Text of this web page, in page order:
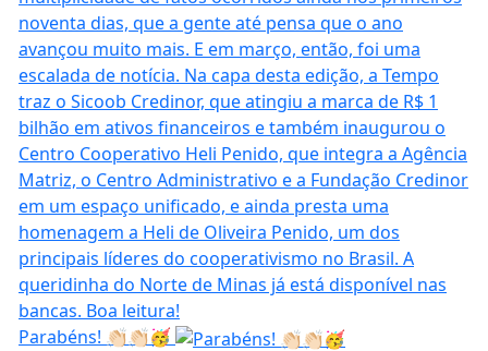
Parabéns! 👏🏻👏🏻🥳